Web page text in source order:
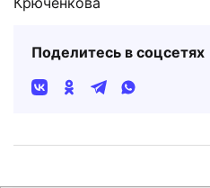
Поделитесь в соцсетях